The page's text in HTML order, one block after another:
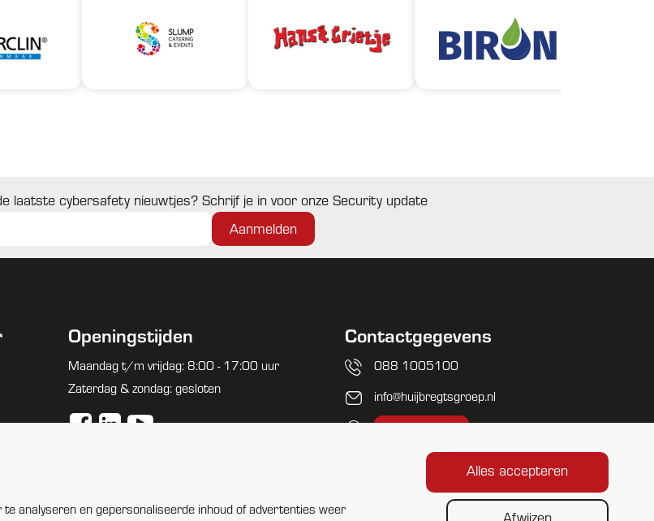
laatste cybersafety nieuwtjes? Schrijf je in voor onze Security update
Openingstijden
Maandag t/m vrijdag: 8:00 - 17:00 uur
Zaterdag & zondag: gesloten
Contactgegevens
088 1005100
info@huijbregtsgroep.nl
analyseren en gepersonaliseerde inhoud of advertenties weer
Alles accepteren